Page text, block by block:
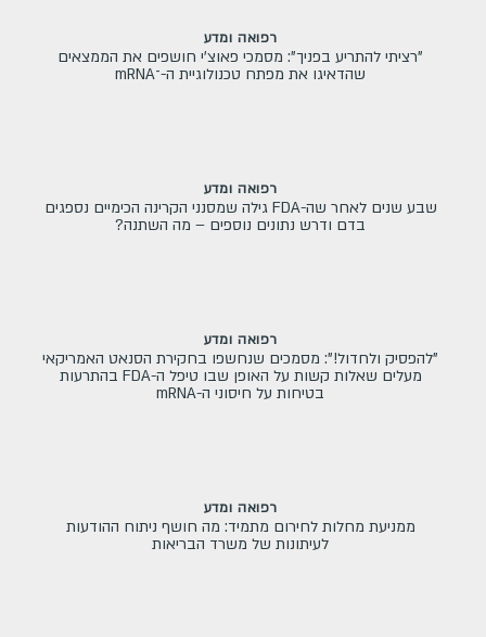
רפואה ומדע
"רציתי להתריע בפניך": מסמכי פאוצ'י חושפים את הממצאים
שהדאיגו את מפתח טכנולוגיית ה-־mRNA
רפואה ומדע
שבע שנים לאחר שה-FDA גילה שמסנני הקרינה הכימיים נספגים
בדם ודרש נתונים נוספים – מה השתנה?
רפואה ומדע
"להפסיק ולחדול!": מסמכים שנחשפו בחקירת הסנאט האמריקאי
מעלים שאלות קשות על האופן שבו טיפל ה-FDA בהתרעות
בטיחות על חיסוני ה-mRNA
רפואה ומדע
ממניעת מחלות לחירום מתמיד: מה חושף ניתוח ההודעות
לעיתונות של משרד הבריאות